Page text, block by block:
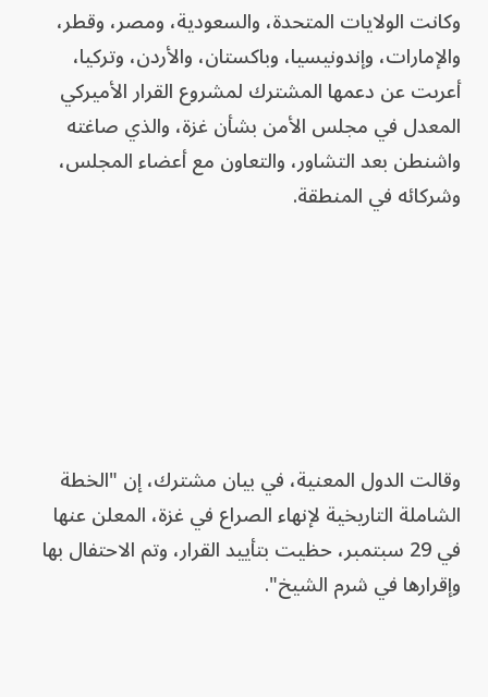
وكانت الولايات المتحدة، والسعودية، ومصر، وقطر،
والإمارات، وإندونيسيا، وباكستان، والأردن، وتركيا،
أعربت عن دعمها المشترك لمشروع القرار الأميركي
المعدل في مجلس الأمن بشأن غزة، والذي صاغته
واشنطن بعد التشاور، والتعاون مع أعضاء المجلس،
وشركائه في المنطقة.
وقالت الدول المعنية، في بيان مشترك، إن "الخطة
الشاملة التاريخية لإنهاء الصراع في غزة، المعلن عنها
في 29 سبتمبر، حظيت بتأييد القرار، وتم الاحتفال بها
وإقرارها في شرم الشيخ".